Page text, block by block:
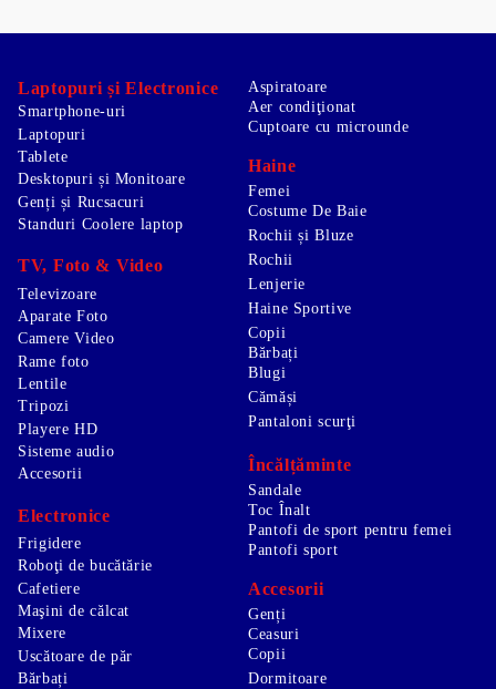
Laptopuri și Electronice
Smartphone-uri
Laptopuri
Tablete
Desktopuri și Monitoare
Genți și Rucsacuri
Standuri Coolere laptop
TV, Foto & Video
Televizoare
Aparate Foto
Camere Video
Rame foto
Lentile
Tripozi
Playere HD
Sisteme audio
Accesorii
Electronice
Frigidere
Roboţi de bucătărie
Cafetiere
Maşini de călcat
Mixere
Uscătoare de păr
Aspiratoare
Aer condiţionat
Cuptoare cu microunde
Haine
Femei
Costume De Baie
Rochii și Bluze
Rochii
Lenjerie
Haine Sportive
Copii
Bărbați
Blugi
Cămăși
Pantaloni scurţi
Încălțăminte
Sandale
Toc Înalt
Pantofi de sport pentru femei
Pantofi sport
Accesorii
Genți
Ceasuri
Copii
Bărbați
Dormitoare